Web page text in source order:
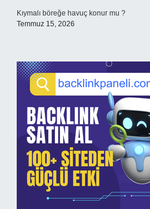
Kıymalı böreğe havuç konur mu ?
Temmuz 15, 2026